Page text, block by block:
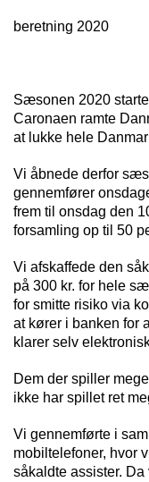
beretning 2020
Sæsonen 2020
Caronaen ramte
at lukke hele
Vi åbnede derfor
gennemfører
frem til onsdag den
forsamling op til 50
Vi afskaffede den
på 300 kr. for hele
for smitte risiko via
at kører i banken for
klarer selv
Dem der spiller
ikke har spillet ret
Vi gennemførte i
mobiltelefoner, hvor
såkaldte assister. Da